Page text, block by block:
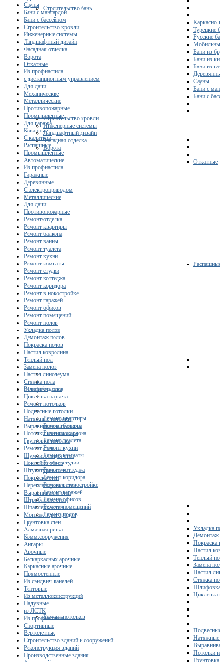
Строительство бань
Турецкие
Русские
Бани из
Бани из
Бани из
Сауны
Бани с
Бани с
Строительство кровли
Инженерные системы
Ландшафтный дизайн
Фасадная отделка
Ворота
Откатные
Ремонт/отделка
Ремонт квартиры
Ремонт балкона
Ремонт ванны
Ремонт туалета
Ремонт кухни
Ремонт комнаты
Ремонт студии
Ремонт коттеджа
Ремонт коридора
Ремонт в новостройке
Ремонт гаражей
Ремонт офисов
Ремонт помещений
Ремонт полов
Укладка
Демонтаж
Покраска
Настил
Теплый
Замена
Настил
Стяжка
Циклевка
Ремонт потолков
Натяжные
Потолки
Сауны
Бани с мансардой
Бани с бассейном
Строительство кровли
Инженерные системы
Ландшафтный дизайн
Фасадная отделка
Ворота
Откатные
Из профнастила
с дистанционным управлением
Для дачи
Механические
Металлические
Противопожарные
Промышленные
Для гаража
Кованные
С калиткой
Распашные
Промышленные
Автоматические
Из профнастила
Гаражные
Деревянные
С электроприводом
Металлические
Для дачи
Противопожарные
Ремонт/отделка
Ремонт квартиры
Ремонт балкона
Ремонт ванны
Ремонт туалета
Ремонт кухни
Ремонт комнаты
Ремонт студии
Ремонт коттеджа
Ремонт коридора
Ремонт в новостройке
Ремонт гаражей
Ремонт офисов
Ремонт помещений
Ремонт полов
Укладка полов
Демонтаж полов
Покраска полов
Настил ковролина
Теплый пол
Замена полов
Настил линолеума
Стяжка пола
Шлифовка пола
Циклевка паркета
Ремонт потолков
Подвесные потолки
Натяжные потолки
Выравнивание потолка
Потолки из гипсокартона
Грунтовка потолка
Ремонт стен
Шумоизоляция стен
Поклейка обоев
Штукатурка стен
Покраска стен
Перепланировка стен
Выравнивание стен
Штробление стен
Шпаклевка стен
Монтаж перегородок
Грунтовка стен
Алмазная резка
Комм.сооружения
Ангары
Арочные
Бескаркасных арочные
Каркасные арочные
Прямостенные
Из сэндвич-панелей
Тентовые
Из металлоконструкций
Надувные
из ЛСТК
Из профнастила
Спортивные
Вертолетные
Строительство зданий и сооружений
Реконструкция зданий
Производственные здания